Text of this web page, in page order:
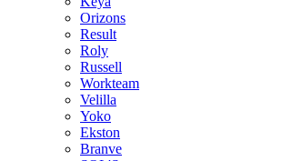
Orizons
Result
Roly
Russell
Workteam
Velilla
Yoko
Ekston
Branve